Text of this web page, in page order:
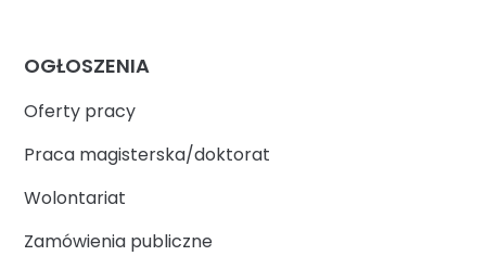
OGŁOSZENIA
Oferty pracy
Praca magisterska/doktorat
Wolontariat
Zamówienia publiczne